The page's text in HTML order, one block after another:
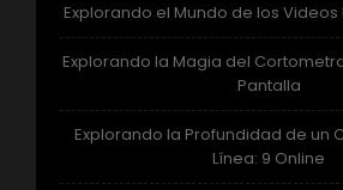
Explorando el Mundo de los
Explorando la Magia del
Pantalla
Explorando la Profundidad de un
Línea: 9 Online